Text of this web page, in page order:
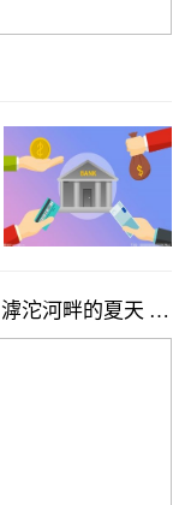
沱河畔的夏天 每
~ 这么近，那么